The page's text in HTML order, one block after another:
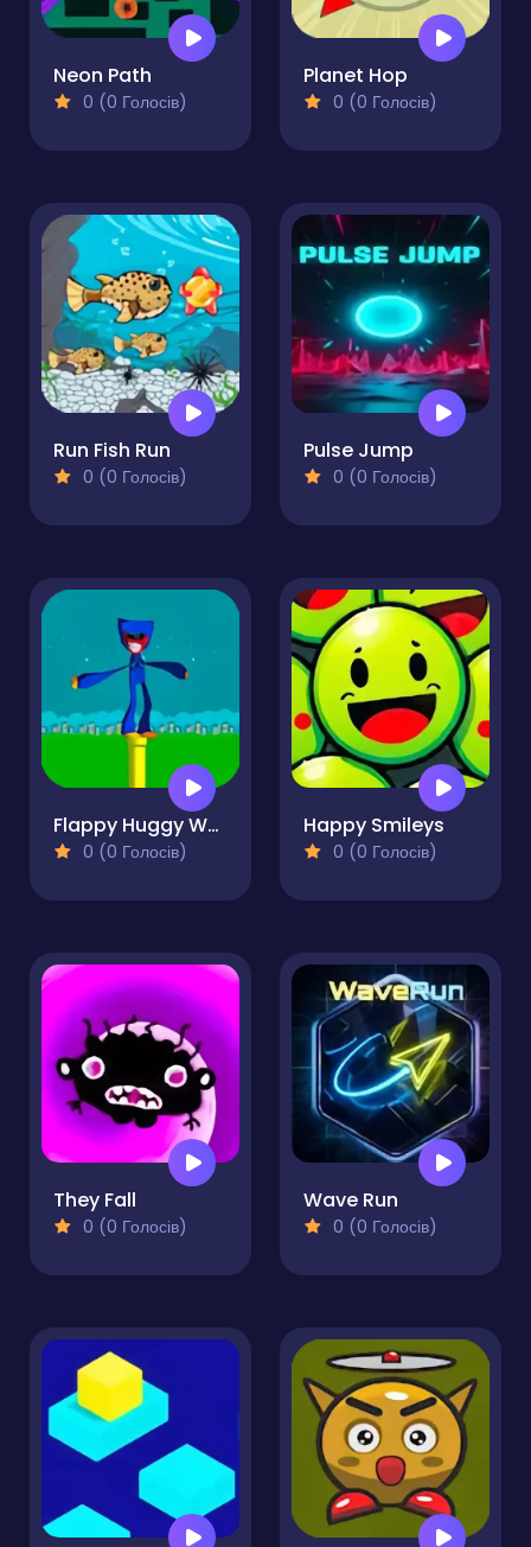
Neon Path
0 (0 Голосів)
Planet Hop
0 (0 Голосів)
Run Fish Run
0 (0 Голосів)
Pulse Jump
0 (0 Голосів)
Flappy Huggy Wuggy
0 (0 Голосів)
Happy Smileys
0 (0 Голосів)
They Fall
0 (0 Голосів)
Wave Run
0 (0 Голосів)